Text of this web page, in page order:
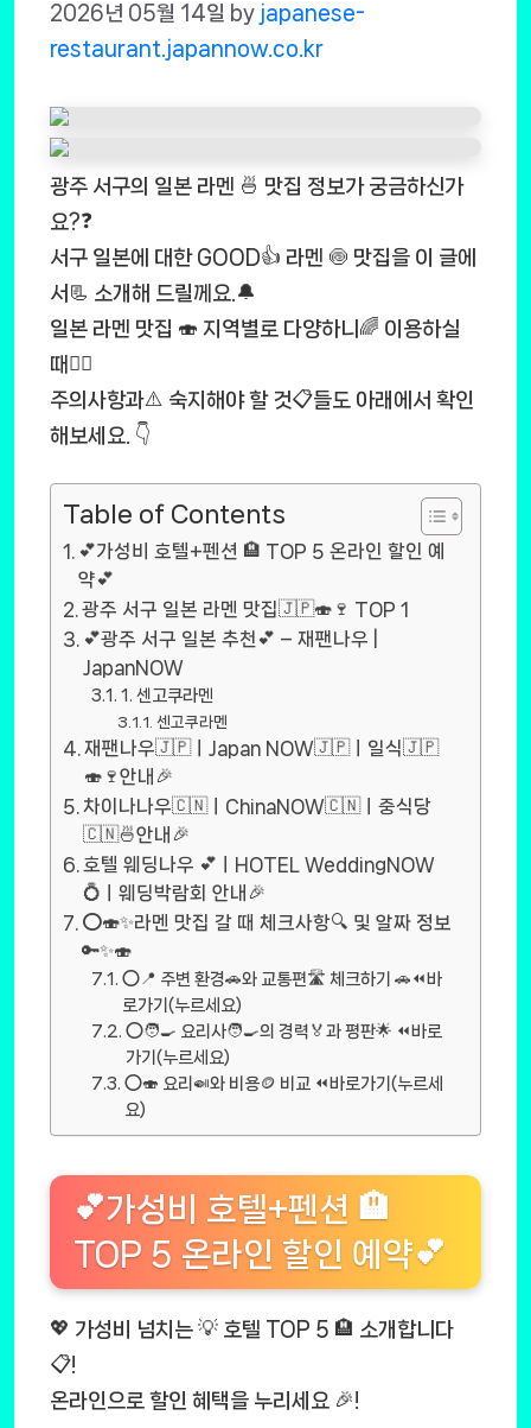
2026년 05월 14일 by japanese-
restaurant.japannow.co.kr
광주 서구의 일본 라멘 🍜 맛집 정보가 궁금하신가
요?❓
서구 일본에 대한 GOOD👍 라멘 🍥 맛집을 이 글에
서📃 소개해 드릴께요.🔔
일본 라멘 맛집 🍣 지역별로 다양하니🌈 이용하실
때🚶‍♂️
주의사항과⚠️ 숙지해야 할 것📋들도 아래에서 확인
해보세요. 👇
Table of Contents
💕가성비 호텔+펜션 🏨 TOP 5 온라인 할인 예
약💕
광주 서구 일본 라멘 맛집🇯🇵🍣🍷 TOP 1
💕광주 서구 일본 추천💕 – 재팬나우 |
JapanNOW
1. 센고쿠라멘
센고쿠라멘
재팬나우🇯🇵ㅣJapan NOW🇯🇵ㅣ일식🇯🇵
🍣🍷안내🎉
차이나나우🇨🇳ㅣChinaNOW🇨🇳ㅣ중식당
🇨🇳🍜안내🎉
호텔 웨딩나우 💕ㅣHOTEL WeddingNOW
💍ㅣ웨딩박람회 안내🎉
⭕🍣✨라멘 맛집 갈 때 체크사항🔍 및 알짜 정보
🔑✨🍣
⭕📍 주변 환경🚗와 교통편🛣️ 체크하기 🚗⏪바
로가기(누르세요)
⭕🧑‍🍳 요리사🧑‍🍳의 경력🏅과 평판🌟 ⏪바로
가기(누르세요)
⭕🍣 요리🍛와 비용🪙 비교 ⏪바로가기(누르세
요)
💕가성비 호텔+펜션 🏨
TOP 5 온라인 할인 예약💕
💖 가성비 넘치는 💡 호텔 TOP 5 🏨 소개합니다
📋!
온라인으로 할인 혜택을 누리세요 🎉!